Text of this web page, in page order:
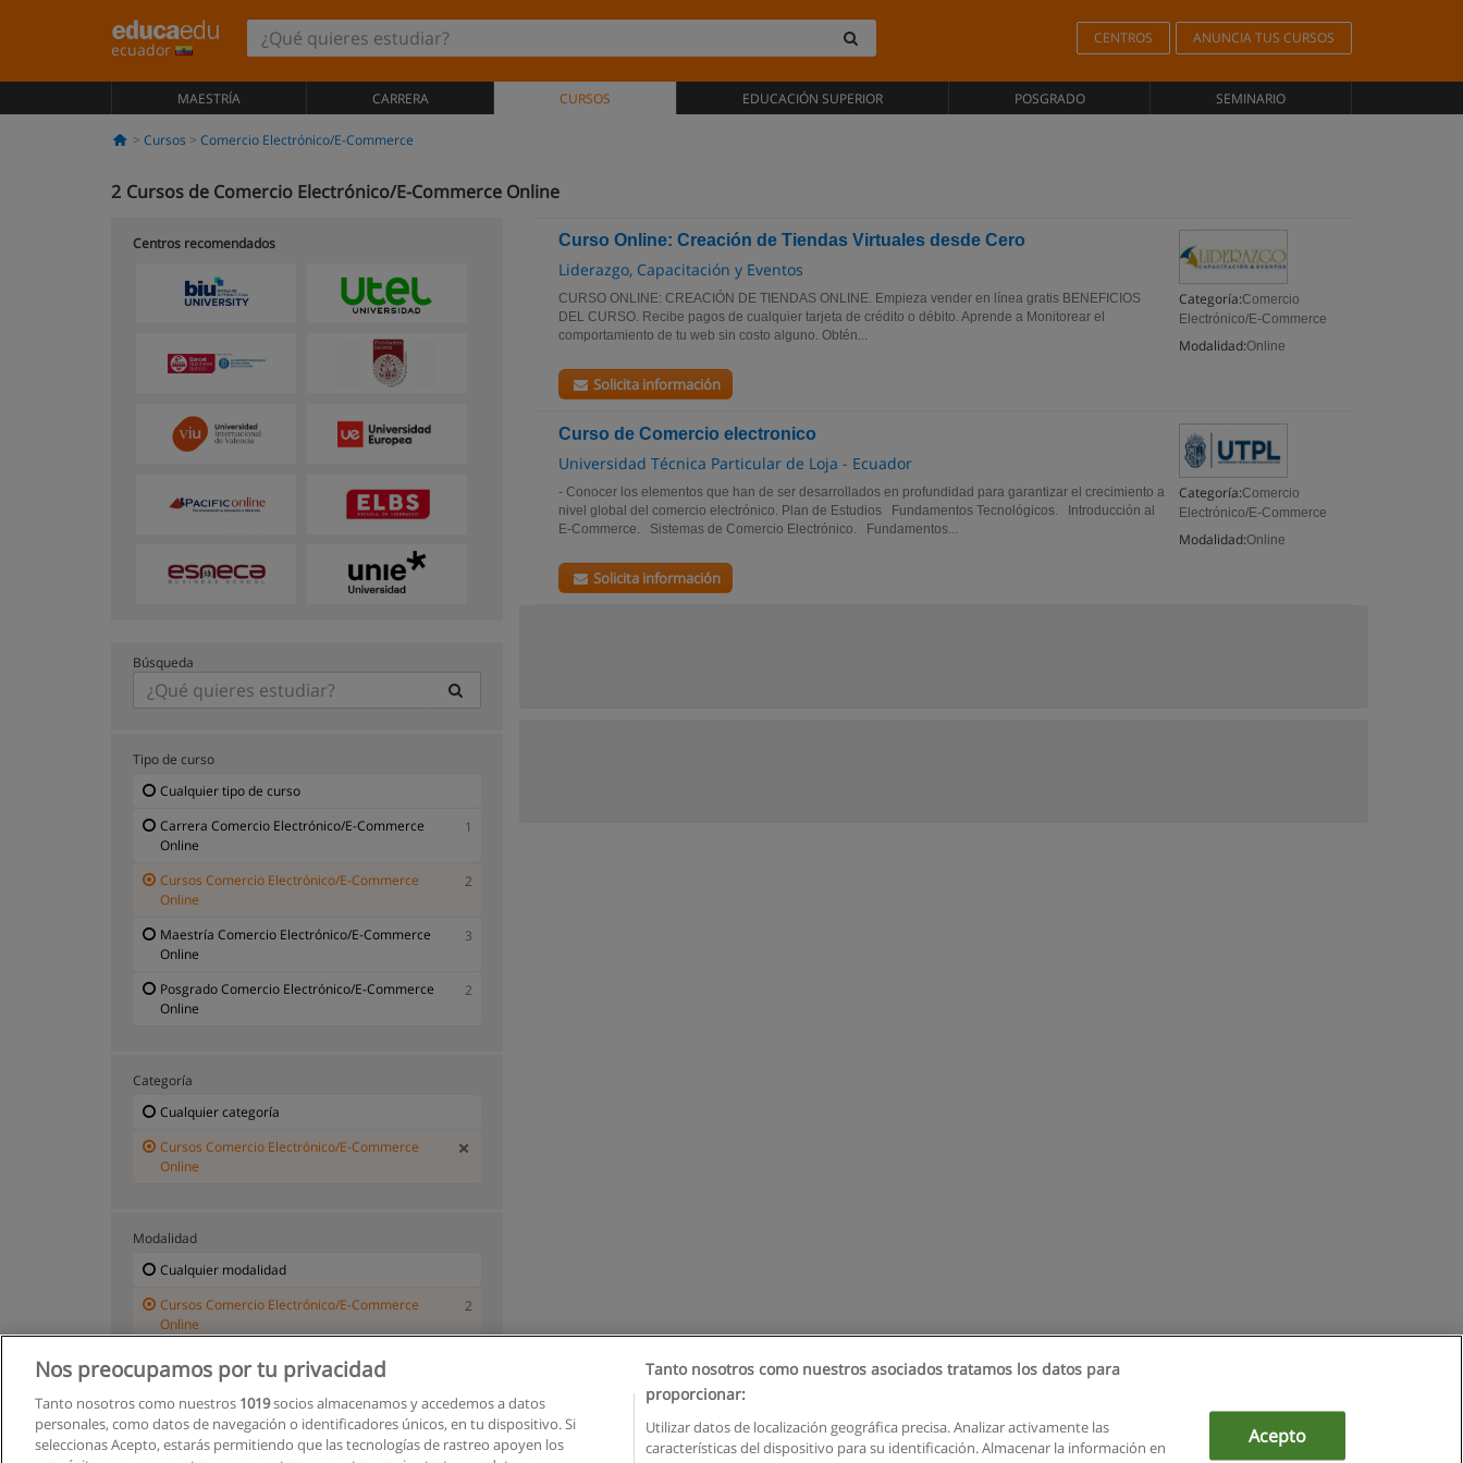
ecuador
CENTROS ANUNCIA TUS CURSOS
MAESTRÍA CARRERA CURSOS EDUCACIÓN SUPERIOR POSGRADO SEMINARIO
Cursos Comercio Electrónico/E-Commerce
2 Cursos de Comercio Electrónico/E-Commerce Online
Curso Online: Creación de Tiendas Virtuales desde Cero
Liderazgo, Capacitación y Eventos
Categoría:Comercio
Electrónico/E-Commerce
Modalidad:Online
CURSO ONLINE: CREACIÓN DE TIENDAS ONLINE. Empieza vender en línea gratis BENEFICIOS
DEL CURSO. Recibe pagos de cualquier tarjeta de crédito o débito. Aprende a Monitorear el
comportamiento de tu web sin costo alguno. Obtén...
Solicita información
Curso de Comercio electronico
Universidad Técnica Particular de Loja - Ecuador
Categoría:Comercio
Electrónico/E-Commerce
Modalidad:Online
- Conocer los elementos que han de ser desarrollados en profundidad para garantizar el crecimiento a
nivel global del comercio electrónico. Plan de Estudios Fundamentos Tecnológicos. Introducción al
E-Commerce. Sistemas de Comercio Electrónico. Fundamentos...
Solicita información
Centros recomendados
Búsqueda
Tipo de curso
Cualquier tipo de curso
Carrera Comercio Electrónico/E-Commerce
Online
1
Cursos Comercio Electrónico/E-Commerce
Online
2
Maestría Comercio Electrónico/E-Commerce
Online
3
Posgrado Comercio Electrónico/E-Commerce
Online
2
Categoría
Cualquier categoría
Cursos Comercio Electrónico/E-Commerce
Online
Modalidad
Cualquier modalidad
Cursos Comercio Electrónico/E-Commerce
Online
2
Reglas de uso Privacidad de datos Contactar con Educaedu
Nos preocupamos por tu privacidad
Tanto nosotros como nuestros 1019socios almacenamos y accedemos a datos
personales, como datos de navegación o identificadores únicos, en tu dispositivo. Si
seleccionas Acepto, estarás permitiendo que las tecnologías de rastreo apoyen los
Tanto nosotros como nuestros asociados tratamos los datos para
proporcionar:
Utilizar datos de localización geográfica precisa. Analizar activamente las
características del dispositivo para su identificación. Almacenar la información en
Acepto